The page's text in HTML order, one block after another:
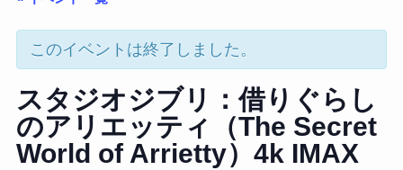
このイベントは終了しました。
スタジオジブリ：借りぐらし
のアリエッティ（The Secret
World of Arrietty）4k IMAX